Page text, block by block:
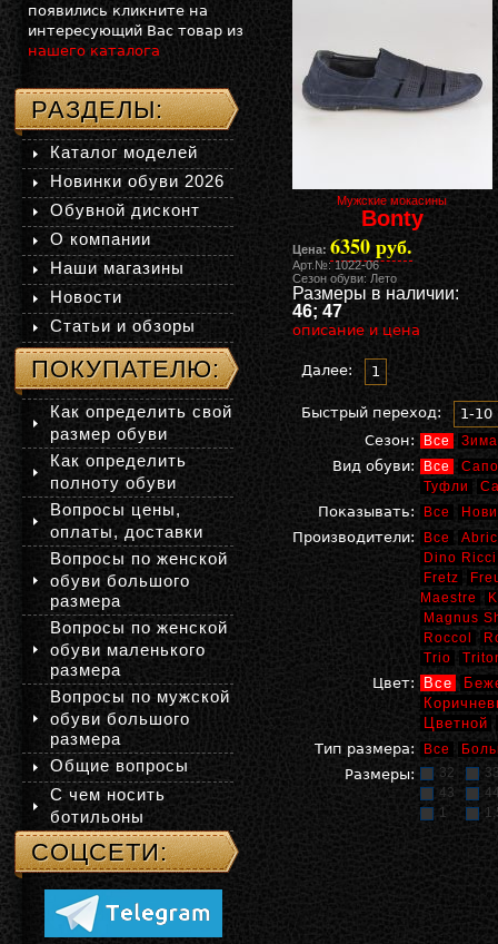
Мужские мокасины
Bonty
Цена: 6350 руб.
Арт.№: 1022-06
Сезон обуви: Лето
Размеры в наличии:
46; 47
описание и цена
Далее: 1
Быстрый переход:
1-10
Сезон:
Все Зима
Вид обуви: Все
Туфли
Показывать: Все
Производители: Все
Dino Ricci
Fretz
Maestre
Magnus
Roccol
Trio
Цвет: Все
Цветной
Тип размера:
Все
Размеры: 32
43
1
появились кликните на
интересующий Вас товар из
нашего каталога
РАЗДЕЛЫ:
Каталог моделей
Новинки обуви 2026
Обувной дисконт
О компании
Наши магазины
Новости
Статьи и обзоры
ПОКУПАТЕЛЮ:
Как определить свой
размер обуви
Как определить
полноту обуви
Вопросы цены,
оплаты, доставки
Вопросы по женской
обуви большого
размера
Вопросы по женской
обуви маленького
размера
Вопросы по мужской
обуви большого
размера
Общие вопросы
С чем носить
ботильоны
СОЦСЕТИ: